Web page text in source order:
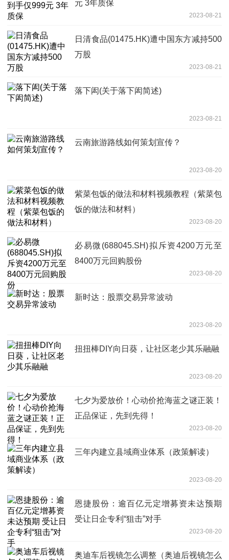
元 3年质保
2023-08-21
日清食品(01475.HK)遭中国东方减持500
万股
2023-08-21
落下闳(关于落下闳简述)
2023-08-21
云南旅游路线如何策划宣传？
2023-08-20
紫菜包饭的做法和材料视频教程（紫菜包
饭的做法和材料）
2023-08-20
必易微(688045.SH)拟斥资4200万元至
8400万元回购股份
2023-08-20
新时达：股票交易异常波动
2023-08-20
扭扭棒DIY向日葵，让社区老少其乐融融
2023-08-20
七夕为爱放价！心动价抢海蓝之谜正装！
正品保证，先到先得！
2023-08-20
三年内建立县域商业体系（政策解读）
2023-08-20
恩捷股份：逾百亿元定增募资未达预期
受让日企专利“狙击”对手
2023-08-20
奥迪车后视镜怎么调整（奥迪后视镜怎么